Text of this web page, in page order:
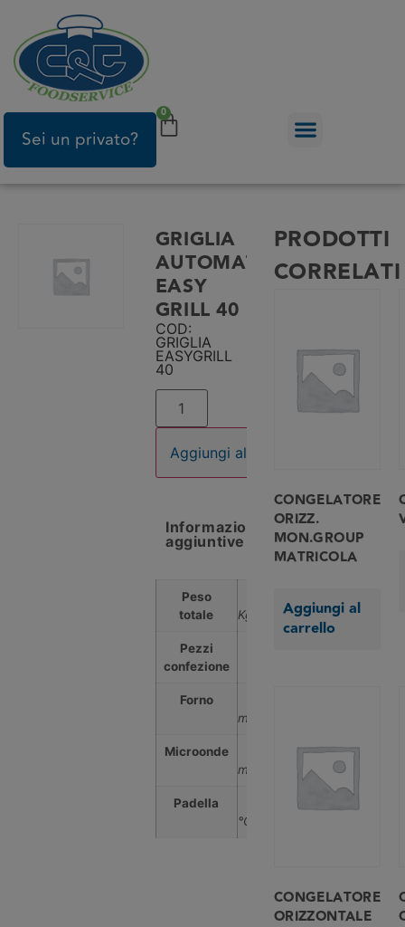
Sei un privato?
0
GRIGLIA
AUTOMATICA
EASY
GRILL 40
COD:
GRIGLIA
EASYGRILL
40
Aggiungi al carrello
Informazioni
aggiuntive
Peso
totale
Kg
Pezzi
confezione
Forno
min
Microonde
min
Padella
°C
PRODOTTI
CORRELATI
CONGELATORE
ORIZZ.
MON.GROUP
MATRICOLA
Aggiungi al
carrello
CONGELATORE
ORIZZONTALE